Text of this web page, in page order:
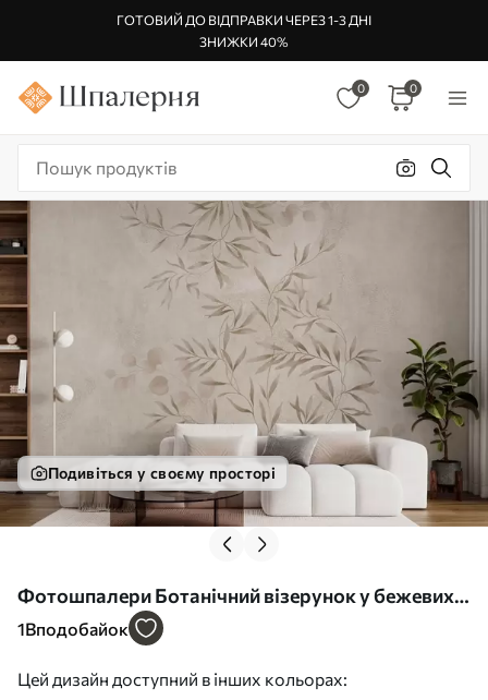
ГОТОВИЙ ДО ВІДПРАВКИ ЧЕРЕЗ 1-3 ДНІ
ЗНИЖКИ 40%
0 0
Подивіться у своєму просторі
Фотошпалери Ботанічний візерунок у бежевих
та коричневих відтінках w05424v2
1Вподобайок
Цей дизайн доступний в інших кольорах: